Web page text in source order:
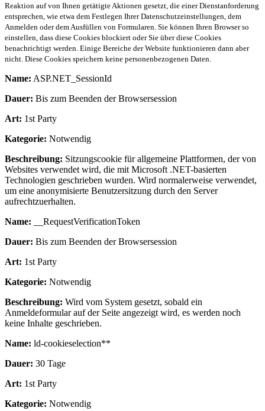
Reaktion auf von Ihnen getätigte Aktionen gesetzt, die einer Dienstanforderung
entsprechen, wie etwa dem Festlegen Ihrer Datenschutzeinstellungen, dem
Anmelden oder dem Ausfüllen von Formularen. Sie können Ihren Browser so
einstellen, dass diese Cookies blockiert oder Sie über diese Cookies
benachrichtigt werden. Einige Bereiche der Website funktionieren dann aber
nicht. Diese Cookies speichern keine personenbezogenen Daten.
Name: ASP.NET_SessionId
Dauer: Bis zum Beenden der Browsersession
Art: 1st Party
Kategorie: Notwendig
Beschreibung: Sitzungscookie für allgemeine Plattformen, der von
Websites verwendet wird, die mit Microsoft .NET-basierten
Technologien geschrieben wurden. Wird normalerweise verwendet,
um eine anonymisierte Benutzersitzung durch den Server
aufrechtzuerhalten.
Name: __RequestVerificationToken
Dauer: Bis zum Beenden der Browsersession
Art: 1st Party
Kategorie: Notwendig
Beschreibung: Wird vom System gesetzt, sobald ein
Anmeldeformular auf der Seite angezeigt wird, es werden noch
keine Inhalte geschrieben.
Name: ld-cookieselection**
Dauer: 30 Tage
Art: 1st Party
Kategorie: Notwendig